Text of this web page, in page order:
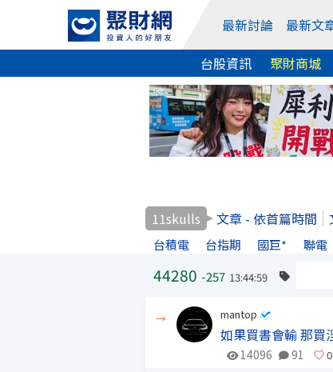
最新討論 最新文
台股資訊 聚財商城
11skulls 文章 - 依首篇時間
台積電 台指期 國巨* 聯電
44280 -257 13:44:59
→ mantop
如果買書會輸 那買
14096 91